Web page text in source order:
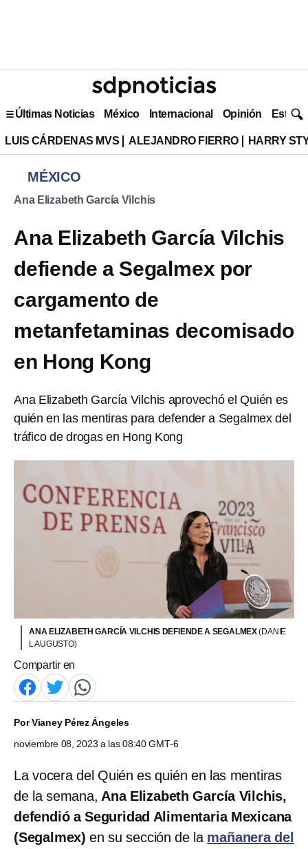
Últimas Noticias México Internacional Opinión Estilo
LUIS CÁRDENAS MVS ALEJANDRO FIERRO HARRY
MÉXICO
Ana Elizabeth García Vilchis
Ana Elizabeth García Vilchis
defiende a Segalmex por
cargamento de
metanfetaminas decomisado
en Hong Kong
Ana Elizabeth García Vilchis aprovechó el Quién es
quién en las mentiras para defender a Segalmex del
tráfico de drogas en Hong Kong
ANA ELIZABETH GARCÍA VILCHIS DEFIENDE A SEGALMEX(DANIE
L AUGUSTO)
Compartir en
PorVianey Pérez Ángeles
noviembre 08, 2023 a las 08:40 GMT-6
La vocera del Quién es quién en las mentiras
de la semana, Ana Elizabeth García Vilchis,
defendió a Seguridad Alimentaria Mexicana
(Segalmex) en su sección de la mañanera del